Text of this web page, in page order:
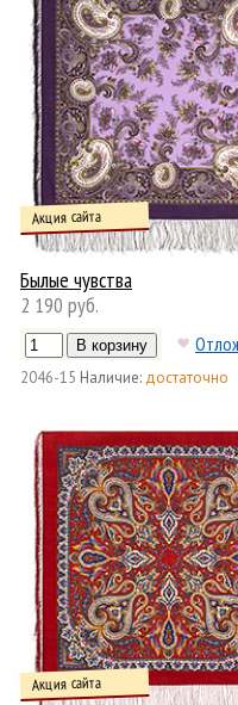
Былые чувства
Акция сайта
2 190 руб.
2046-15 Наличие: достаточно
Акция сайта